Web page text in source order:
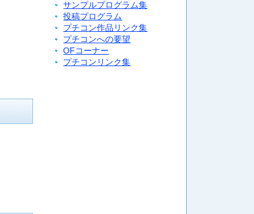
サンプルプログラム集
投稿プログラム
プチコン作品リンク集
プチコンへの要望
OFコーナー
プチコンリンク集